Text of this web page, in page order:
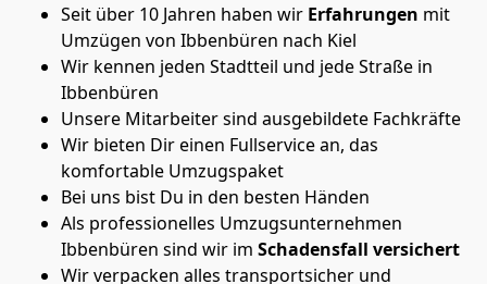
Seit über 10 Jahren haben wir Erfahrungen mit
Umzügen von Ibbenbüren nach Kiel
Wir kennen jeden Stadtteil und jede Straße in
Ibbenbüren
Unsere Mitarbeiter sind ausgebildete Fachkräfte
Wir bieten Dir einen Fullservice an, das
komfortable Umzugspaket
Bei uns bist Du in den besten Händen
Als professionelles Umzugsunternehmen
Ibbenbüren sind wir im Schadensfall versichert
Wir verpacken alles transportsicher und